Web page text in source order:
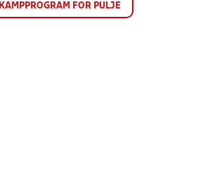
KAMPPROGRAM FOR PULJE